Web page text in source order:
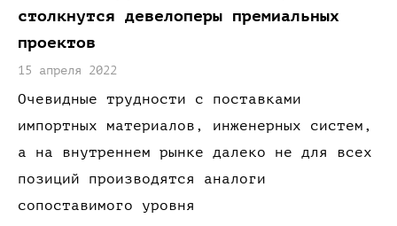
столкнутся девелоперы премиальных
проектов
15 апреля 2022
Очевидные трудности с поставками
импортных материалов, инженерных систем,
а на внутреннем рынке далеко не для всех
позиций производятся аналоги
сопоставимого уровня